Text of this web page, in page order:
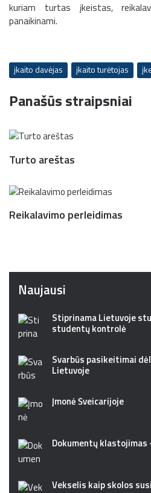
kuriam turtas įkeistas,
panaikinami.
įkaito davėjas įkaito turėtojas
Panašūs straipsniai
Turto areštas
Reikalavimo perleidimas
Naujausi
Stiprinama Lietuvoje
studentų kontrolė
Svarbūs pasikeitimai
Lietuvoje
Įmonė Šveicarijoje
Dokumentų
Vekselis kaip skolos